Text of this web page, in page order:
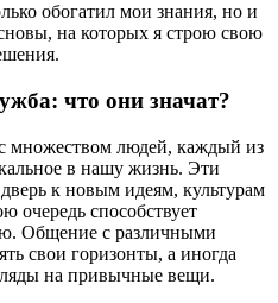
обогатил мои знания, но и
на которых я строю свою
что они значат?
множеством людей, каждый из
в нашу жизнь. Эти
к новым идеям, культурам
очередь способствует
Общение с различными
свои горизонты, а иногда
на привычные вещи.